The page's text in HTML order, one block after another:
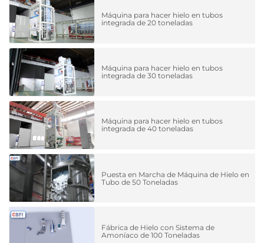
Máquina para hacer hielo en tubos
integrada de 20 toneladas
Máquina para hacer hielo en tubos
integrada de 30 toneladas
Máquina para hacer hielo en tubos
integrada de 40 toneladas
Puesta en Marcha de Máquina de Hielo en
Tubo de 50 Toneladas
Fábrica de Hielo con Sistema de
Amoníaco de 100 Toneladas